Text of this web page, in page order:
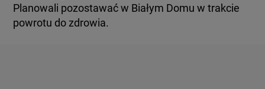
Planowali pozostawać w Białym Domu w trakcie
powrotu do zdrowia.